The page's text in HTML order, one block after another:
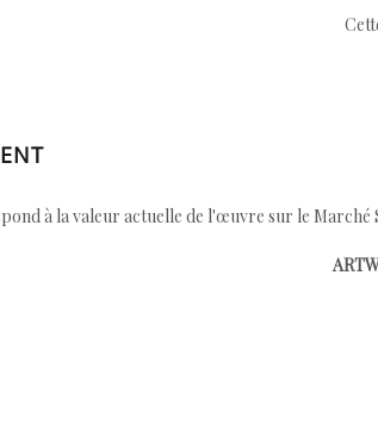
à la valeur actuelle de l'œuvre sur le Marché